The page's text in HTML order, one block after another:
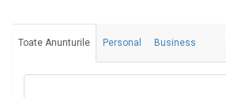
Toate Anunturile Personal Business